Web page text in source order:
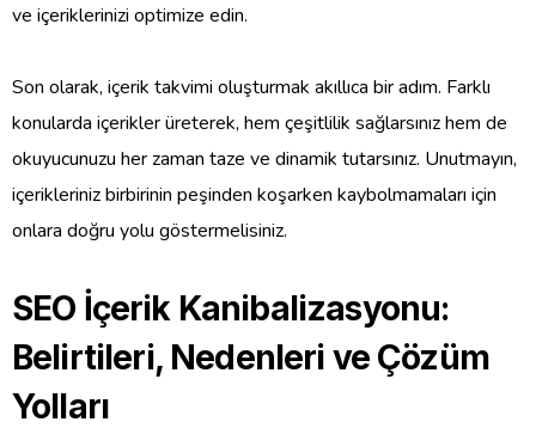
ve içeriklerinizi optimize edin.
Son olarak, içerik takvimi oluşturmak akıllıca bir adım. Farklı
konularda içerikler üreterek, hem çeşitlilik sağlarsınız hem de
okuyucunuzu her zaman taze ve dinamik tutarsınız. Unutmayın,
içerikleriniz birbirinin peşinden koşarken kaybolmamaları için
onlara doğru yolu göstermelisiniz.
SEO İçerik Kanibalizasyonu:
Belirtileri, Nedenleri ve Çözüm
Yolları